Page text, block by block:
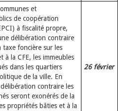
et
de coopération
à fiscalité propre,
délibération contraire
foncière sur les
à la CFE, les immeubles
dans les quartiers
de la ville. En
contraire les
seront exonérés de la
propriétés bâties et à la
26 février